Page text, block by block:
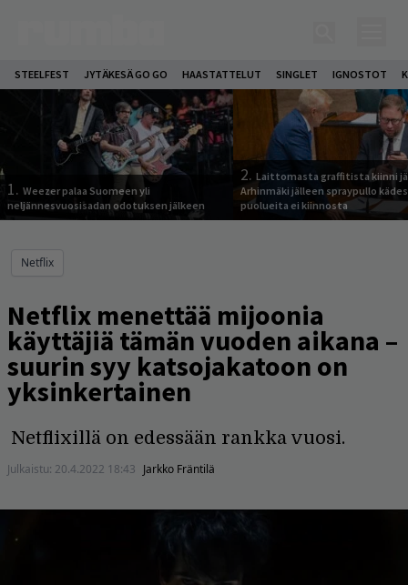
STEELFEST JYTÄKESÄ GO GO HAASTATTELUT SINGLET IGNOSTOT
1. Weezer palaa Suomeen yli
neljännesvuosisadan odotuksen jälkeen
2. Laittomasta graffitista kiinni
Arhinmäki jälleen spraypullo
puolueita ei kiinnosta
Netflix
Netflix menettää mijoonia
käyttäjiä tämän vuoden aikana –
suurin syy katsojakatoon on
yksinkertainen
Netflixillä on edessään rankka vuosi.
Julkaistu: 20.4.2022 18:43 Jarkko Fräntilä